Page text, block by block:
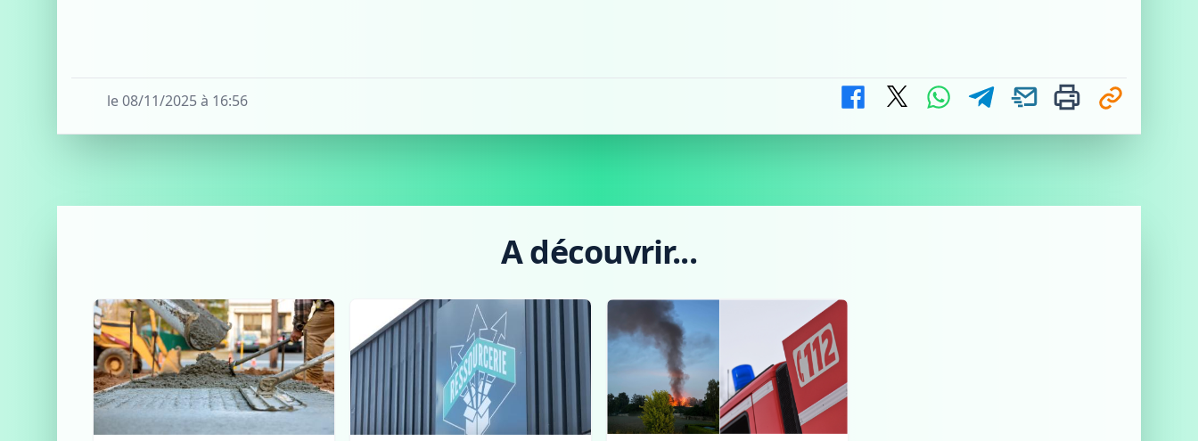
le 08/11/2025 à 16:56
A découvrir...